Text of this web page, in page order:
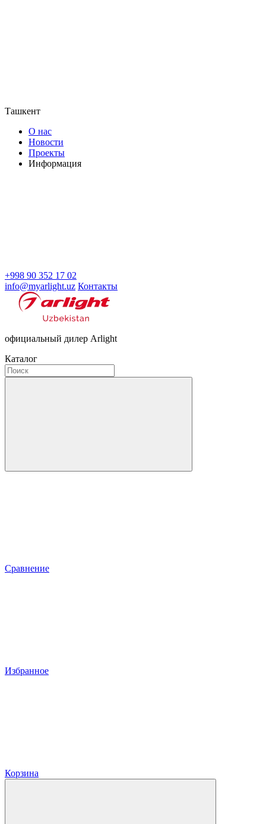
Ташкент
О нас
Новости
Проекты
Информация
+998 90 352 17 02
info@myarlight.uz Контакты
официальный дилер Arlight
Каталог
Сравнение
Избранное
Корзина